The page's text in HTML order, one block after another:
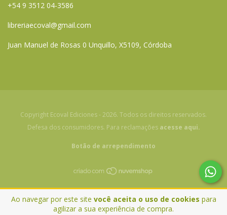
Ao navegar por este site você aceita o uso de cookies para
agilizar a sua experiência de compra.
+54 9 3512 04-3586
libreriaecoval@gmail.com
Juan Manuel de Rosas 0 Unquillo, X5109, Córdoba
Copyright Ecoval Ediciones - 2026. Todos os direitos reservados.
Defesa dos consumidores. Para reclamações acesse aqui.
Botão de arrependimento